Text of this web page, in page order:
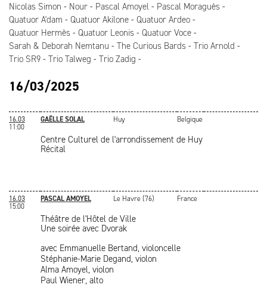
Nicolas Simon
Nour Pascal Amoyel
Pascal Moraguès
Quatuor A'dam
Quatuor Akilone
Quatuor Ardeo
Quatuor Hermès
Quatuor Leonis
Quatuor Voce
Sarah & Deborah Nemtanu
The Curious Bards
Trio Arnold
Trio SR9
Trio Talweg Trio Zadig
16/03/2025
16.03
11:00
GAËLLE SOLAL Huy Belgique
Centre Culturel de l'arrondissement de Huy
Récital
16.03
15:00
PASCAL AMOYEL Le Havre (76) France
Théâtre de l'Hôtel de Ville
Une soirée avec Dvorak
avec Emmanuelle Bertand, violoncelle
Stéphanie-Marie Degand, violon
Alma Amoyel, violon
Paul Wiener, alto